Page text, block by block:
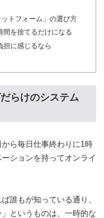
トフォーム」の選び方
間を捨てるだけになる
担に感じるなら
らけのシステム
ら毎日仕事終わりに1時
ションを持ってオンライ
誰もが知っている通り、
」というものは、一時的な